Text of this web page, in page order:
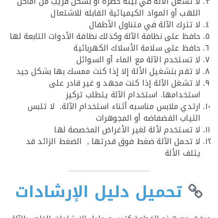
أو المواد الكيميائية القابله للاشتعال
تترك الآلة في متناول الأطفال
على نظافة الآلة وكذلك نظافة الأدوات التابعة لها
على سلامة الأسلاك الكهربائية
تستخدم الآلة مع الماء أو السوائل
تقم بتشغيل الألة إلا إذا كنت ممسك بها بشكل جيد
تشغل الآلة إذا كنت مجهد و غير قادر على
استخدام الآلة يتطلب تركيز
ملابس مناسبه أثناء استخدام الآلة. لا تلبس
الفضفاضه أو المجوهرات
تستخدم لألة لغير الأغراض المخصصة لها
تحمل الآلة ضغط فوق قدرتها , الضغط الزائد قد
الألة
تحميل دليل الإرشادات